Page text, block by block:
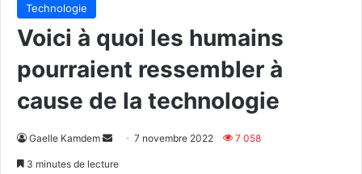
Technologie
Voici à quoi les humains
pourraient ressembler à
cause de la technologie
Gaelle Kamdem
Envoyer7 novembre 2022 7 058
3 minutes de lecture